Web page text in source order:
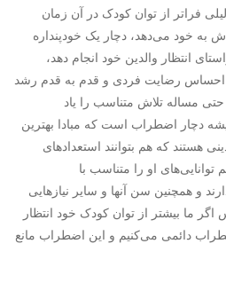
فراتر از توان کودک در آن زمان
به خود می‌دهد، دچار یک خودپنداره
انتظار والدین خود انجام دهد،
احساس رضایت فردی و قدم به قدم رشد
مساله تلاش متناسب را یاد
دچار اضطراب است که مبادا بهترین
هستند که هم بتوانند استعدادهای
او را متناسب با
و همچنین سن آنها و سایر نیازهایی
ما بیشتر از توان کودک خود انتظار
دائمی می‌کنیم و این اضطراب مانع